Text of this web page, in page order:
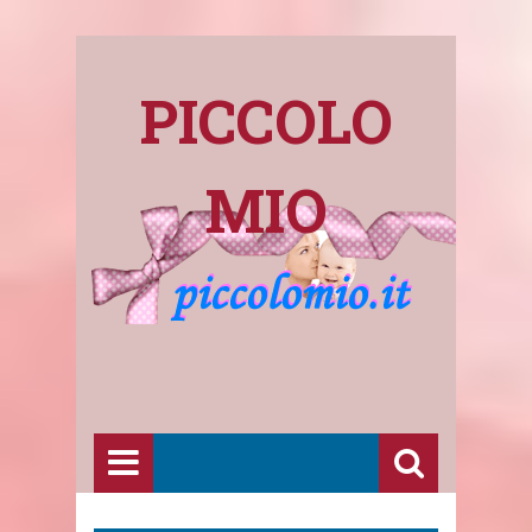
PICCOLO
MIO